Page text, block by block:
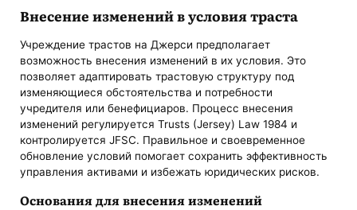
Внесение изменений в условия траста
Учреждение трастов на Джерси предполагает
возможность внесения изменений в их условия. Это
позволяет адаптировать трастовую структуру под
изменяющиеся обстоятельства и потребности
учредителя или бенефициаров. Процесс внесения
изменений регулируется Trusts (Jersey) Law 1984 и
контролируется JFSC. Правильное и своевременное
обновление условий помогает сохранить эффективность
управления активами и избежать юридических рисков.
Основания для внесения изменений